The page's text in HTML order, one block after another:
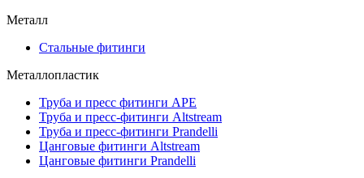
Металл
Стальные фитинги
Металлопластик
Труба и пресс фитинги APE
Труба и пресс-фитинги Altstream
Труба и пресс-фитинги Prandelli
Цанговые фитинги Altstream
Цанговые фитинги Prandelli